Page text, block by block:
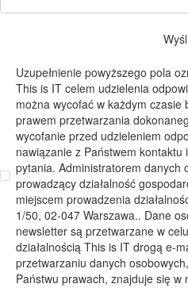
Uzupełnienie powyższego pola
This is IT celem udzielenia
można wycofać w każdym czasie
prawem przetwarzania
wycofanie przed udzieleniem
nawiązanie z Państwem
pytania. Administratorem danych
prowadzący działalność
miejscem prowadzenia
1/50, 02-047 Warszawa.. Dane
newsletter są przetwarzane w
działalnością This is IT drogą e-
przetwarzaniu danych
Państwu prawach, znajduje się w